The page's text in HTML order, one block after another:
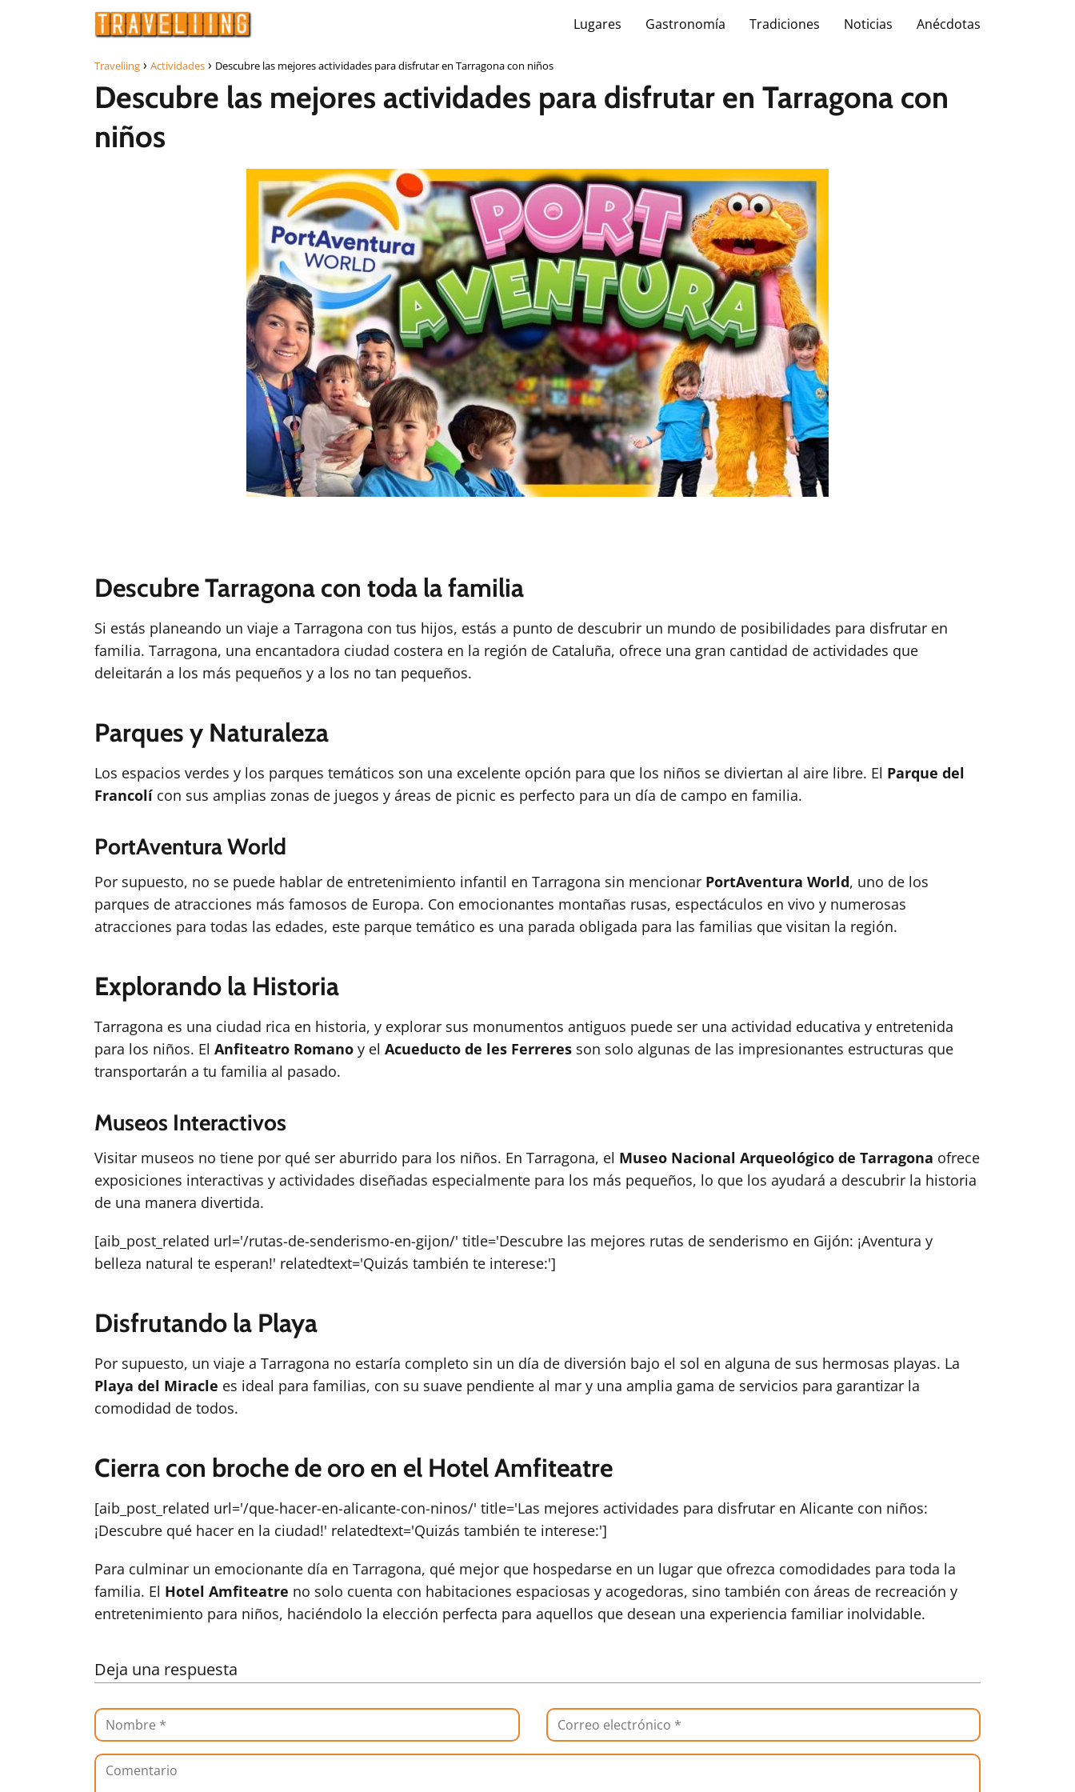
Lugares Gastronomía Tradiciones Noticias Anécdotas
Traveliing Actividades Descubre las mejores actividades para disfrutar en Tarragona con niños
Descubre las mejores actividades para disfrutar en Tarragona con
niños
Descubre Tarragona con toda la familia
Si estás planeando un viaje a Tarragona con tus hijos, estás a punto de descubrir un mundo de posibilidades para disfrutar en
familia. Tarragona, una encantadora ciudad costera en la región de Cataluña, ofrece una gran cantidad de actividades que
deleitarán a los más pequeños y a los no tan pequeños.
Parques y Naturaleza
Los espacios verdes y los parques temáticos son una excelente opción para que los niños se diviertan al aire libre. El Parque del
Francolí con sus amplias zonas de juegos y áreas de picnic es perfecto para un día de campo en familia.
PortAventura World
Por supuesto, no se puede hablar de entretenimiento infantil en Tarragona sin mencionar PortAventura World, uno de los
parques de atracciones más famosos de Europa. Con emocionantes montañas rusas, espectáculos en vivo y numerosas
atracciones para todas las edades, este parque temático es una parada obligada para las familias que visitan la región.
Explorando la Historia
Tarragona es una ciudad rica en historia, y explorar sus monumentos antiguos puede ser una actividad educativa y entretenida
para los niños. El Anfiteatro Romano y el Acueducto de les Ferreres son solo algunas de las impresionantes estructuras que
transportarán a tu familia al pasado.
Museos Interactivos
Visitar museos no tiene por qué ser aburrido para los niños. En Tarragona, el Museo Nacional Arqueológico de Tarragona ofrece
exposiciones interactivas y actividades diseñadas especialmente para los más pequeños, lo que los ayudará a descubrir la historia
de una manera divertida.
[aib_post_related url='/rutas-de-senderismo-en-gijon/' title='Descubre las mejores rutas de senderismo en Gijón: ¡Aventura y
belleza natural te esperan!' relatedtext='Quizás también te interese:']
Disfrutando la Playa
Por supuesto, un viaje a Tarragona no estaría completo sin un día de diversión bajo el sol en alguna de sus hermosas playas. La
Playa del Miracle es ideal para familias, con su suave pendiente al mar y una amplia gama de servicios para garantizar la
comodidad de todos.
Cierra con broche de oro en el Hotel Amfiteatre
[aib_post_related url='/que-hacer-en-alicante-con-ninos/' title='Las mejores actividades para disfrutar en Alicante con niños:
¡Descubre qué hacer en la ciudad!' relatedtext='Quizás también te interese:']
Para culminar un emocionante día en Tarragona, qué mejor que hospedarse en un lugar que ofrezca comodidades para toda la
familia. El Hotel Amfiteatre no solo cuenta con habitaciones espaciosas y acogedoras, sino también con áreas de recreación y
entretenimiento para niños, haciéndolo la elección perfecta para aquellos que desean una experiencia familiar inolvidable.
Deja una respuesta